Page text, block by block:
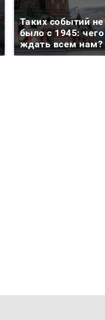
Таких событий не
было с 1945: чего
ждать всем нам?